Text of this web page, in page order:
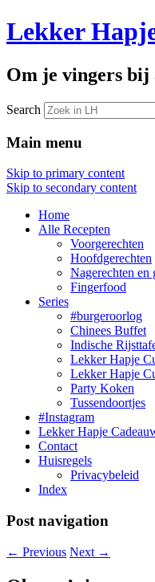
Lekker
Om je vingers bij
Search
Main menu
Skip to primary content
Skip to secondary content
Home
Alle Recepten
Voorgerechten
Hoofdgerechten
Nagerechten en
Fingerfood
Series
#burgeroorlog
Chinees Buffet
Indische
Lekker Hapje
Lekker Hapje
Party Koken
Tussendoortjes
#Instagram
Lekker Hapje
Contact
Huisregels
Privacybeleid
Index
Post navigation
← Previous Next →